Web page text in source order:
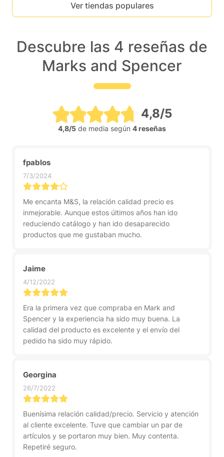
Ver tiendas populares
Descubre las 4 reseñas de
Marks and Spencer
4,8/5
4,8/5 de media según 4 reseñas
fpablos
7/3/2024
Me encanta M&S, la relación calidad precio es
inmejorable. Aunque estos últimos años han ido
reduciendo catálogo y han ido desaparecido
productos que me gustaban mucho.
Jaime
4/12/2022
Era la primera vez que compraba en Mark and
Spencer y la experiencia ha sido muy buena. La
calidad del producto es excelente y el envío del
pedido ha sido muy rápido.
Georgina
26/7/2022
Buenísima relación calidad/precio. Servicio y atención
al cliente excelente. Tuve que cambiar un par de
artículos y se portaron muy bien. Muy contenta.
Repetiré seguro.